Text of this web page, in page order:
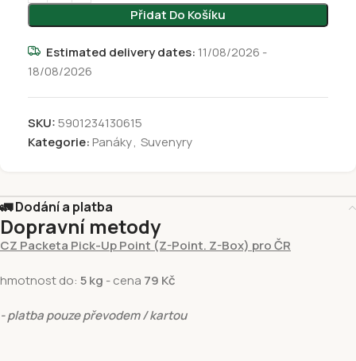
Přidat Do Košíku
Estimated delivery dates: 11/08/2026 -
18/08/2026
SKU:5901234130615
Kategorie:Panáky, Suvenyry
🚛 Dodání a platba
Dopravní metody
CZ Packeta Pick-Up Point (Z-Point. Z-Box) pro ČR
hmotnost do: 5 kg - cena 79 Kč
- platba pouze převodem / kartou